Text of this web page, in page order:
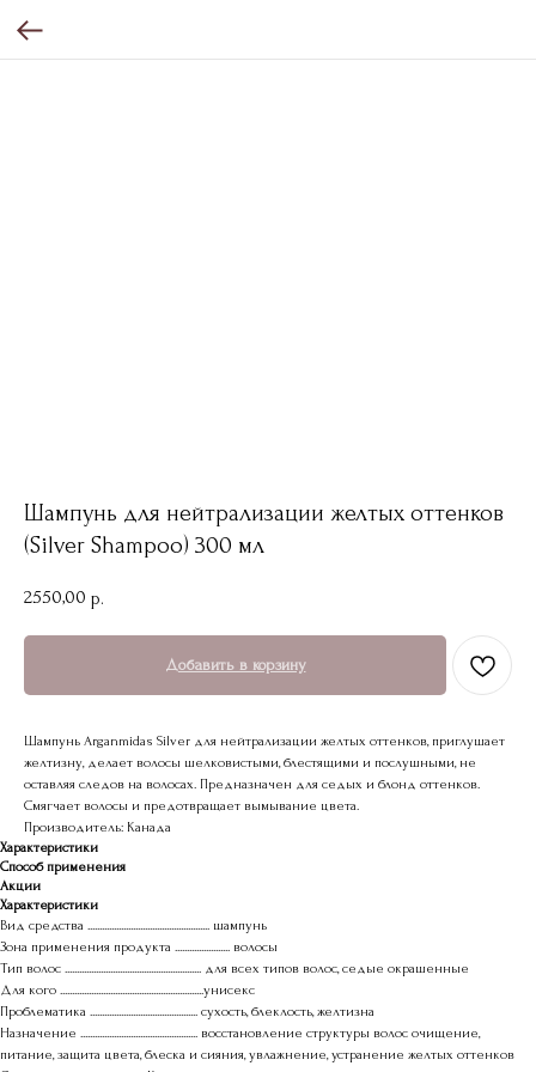
Шампунь для нейтрализации желтых оттенков
(Silver Shampoo) 300 мл
2550,00 р.
Добавить в корзину
Шампунь Arganmidas Silver для нейтрализации желтых оттенков, приглушает
желтизну, делает волосы шелковистыми, блестящими и послушными, не
оставляя следов на волосах. Предназначен для седых и блонд оттенков.
Смягчает волосы и предотвращает вымывание цвета.
Производитель: Канада
Характеристики
Способ применения
Акции
Характеристики
Вид средства ................................................... шампунь
Зона применения продукта ....................... волосы
Тип волос ......................................................... для всех типов волос, седые окрашенные
Для кого ............................................................унисекс
Проблематика ............................................. сухость, блеклость, желтизна
Назначение ................................................. восстановление структуры волос очищение,
питание, защита цвета, блеска и сияния, увлажнение, устранение желтых оттенков